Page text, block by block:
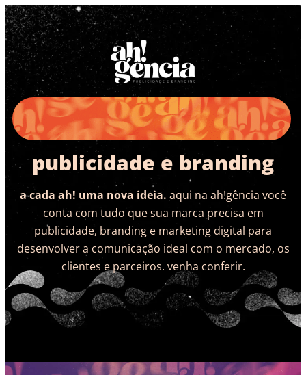
publicidade e branding
a cada ah! uma nova ideia. aqui na ah!gência você
conta com tudo que sua marca precisa em
publicidade, branding e marketing digital para
desenvolver a comunicação ideal com o mercado, os
clientes e parceiros. venha conferir.